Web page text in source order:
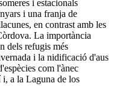
i estacionals
i una franja de
en contrast amb les
La importància
dels refugis més
i la nidificació d'aus
com l'ànec
a la Laguna de los